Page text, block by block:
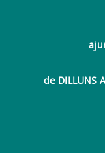
de DILLUNS